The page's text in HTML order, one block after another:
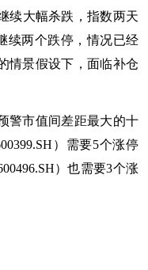
续大幅杀跌，指数两天
续两个跌停，情况已经
情景假设下，面临补仓
警市值间差距最大的十
）需要5个涨停
）也需要3个涨